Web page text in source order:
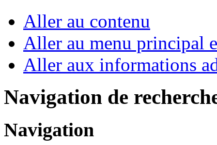
Aller au contenu
Aller au menu principal
Aller aux informations
Navigation de
Navigation